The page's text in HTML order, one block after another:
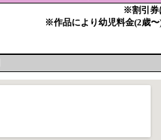
※割引券
※作品により幼児料金(2歳